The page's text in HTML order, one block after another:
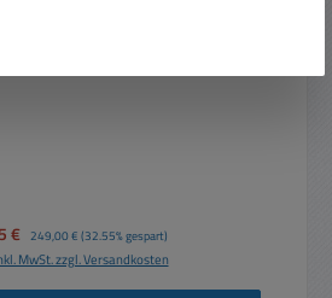
IP67 Aussenbereich Outdoor
€ Regulärer Preis:
249,00 € (32.55% gespart)
MwSt. zzgl. Versandkosten